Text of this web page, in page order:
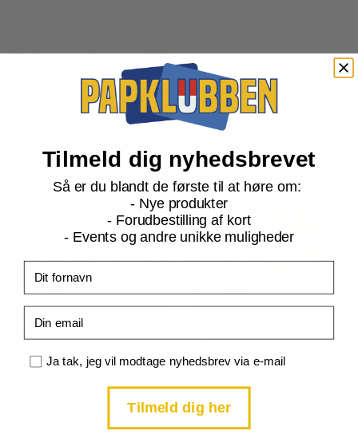
Relaterede produkter
MEP Black Star Promo
Oricorio ex - MEP024
Mega Charizard Y ex - MEP030
kr.150,00Current
TILFØJ TIL KURV
Tilmeld dig nyhedsbrevet
Så er du blandt de første til at høre om:
- Nye produkter
- Forudbestilling af kort
- Events og andre unikke muligheder
Samtykke
Ja tak, jeg vil modtage nyhedsbrev via e-mail
Tilmeld dig her